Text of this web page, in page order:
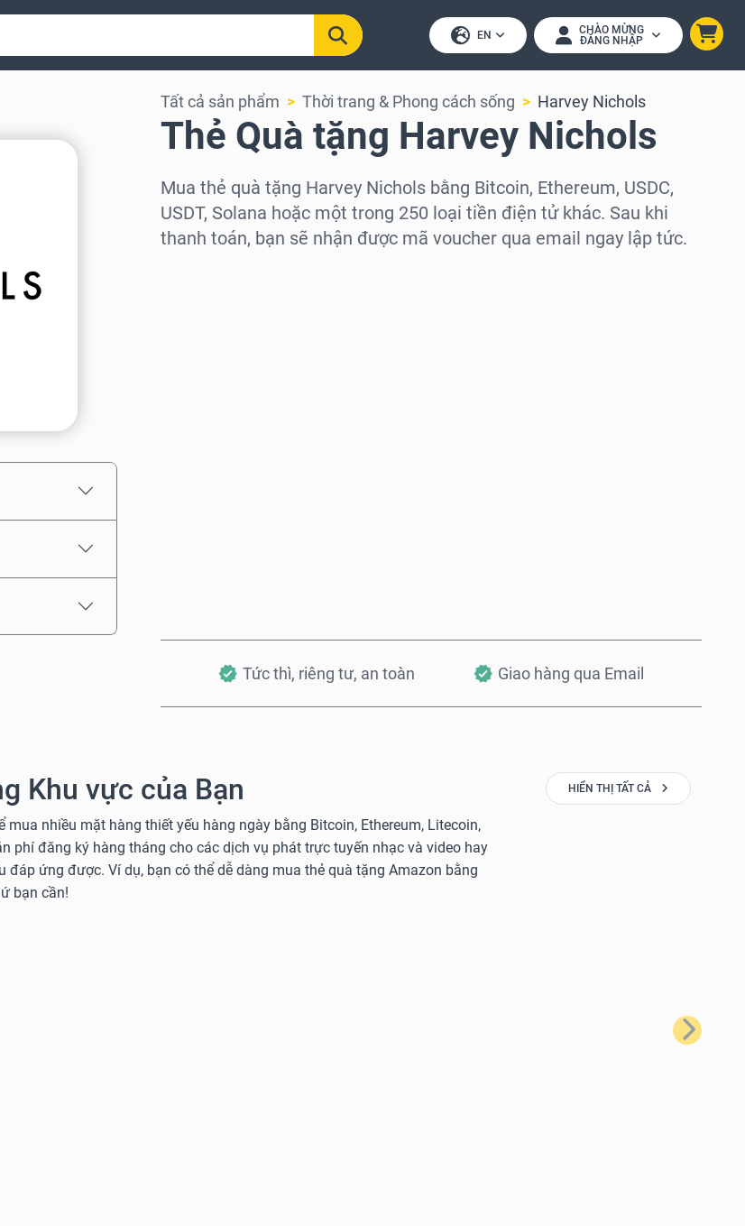
EN
CHÀO MỪNG
ĐĂNG NHẬP
Tất cả sản phẩm Thời trang & Phong cách sống Harvey Nichols
Thẻ Quà tặng Harvey Nichols
Mua thẻ quà tặng Harvey Nichols bằng Bitcoin, Ethereum, USDC,
USDT, Solana hoặc một trong 250 loại tiền điện tử khác. Sau khi
thanh toán, bạn sẽ nhận được mã voucher qua email ngay lập tức.
Tức thì, riêng tư, an toàn Giao hàng qua Email
Khu vực của Bạn
nhiều mặt hàng thiết yếu hàng ngày bằng Bitcoin, Ethereum, Litecoin,
phí đăng ký hàng tháng cho các dịch vụ phát trực tuyến nhạc và video hay
ứng được. Ví dụ, bạn có thể dễ dàng mua thẻ quà tặng Amazon bằng
bạn cần!
HIỂN THỊ TẤT CẢ
Tiếp theo